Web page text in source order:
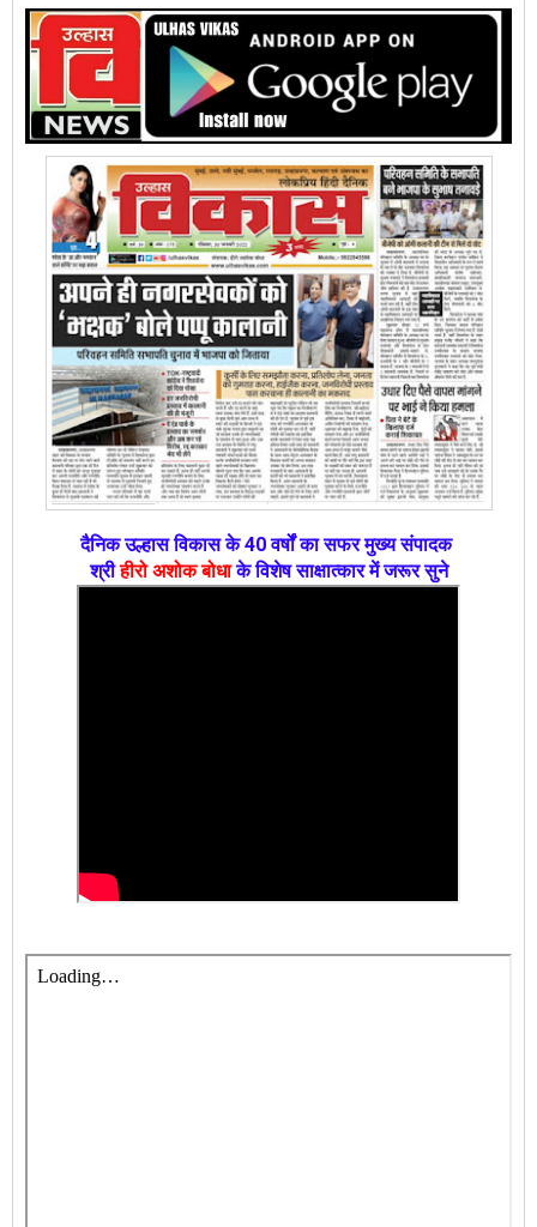
दैनिक उल्हास विकास के 40 वर्षों का सफर मुख्य संपादक
श्रीहीरो अशोक बोधाके विशेष साक्षात्कार में जरूर सुने